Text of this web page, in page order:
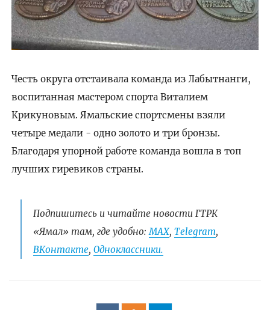
Честь округа отстаивала команда из Лабытнанги,
воспитанная мастером спорта Виталием
Крикуновым. Ямальские спортсмены взяли
четыре медали - одно золото и три бронзы.
Благодаря упорной работе команда вошла в топ
лучших гиревиков страны.
Подпишитесь и читайте новости ГТРК
«Ямал» там, где удобно:МАХ, Telegram,
ВКонтакте, Одноклассники.